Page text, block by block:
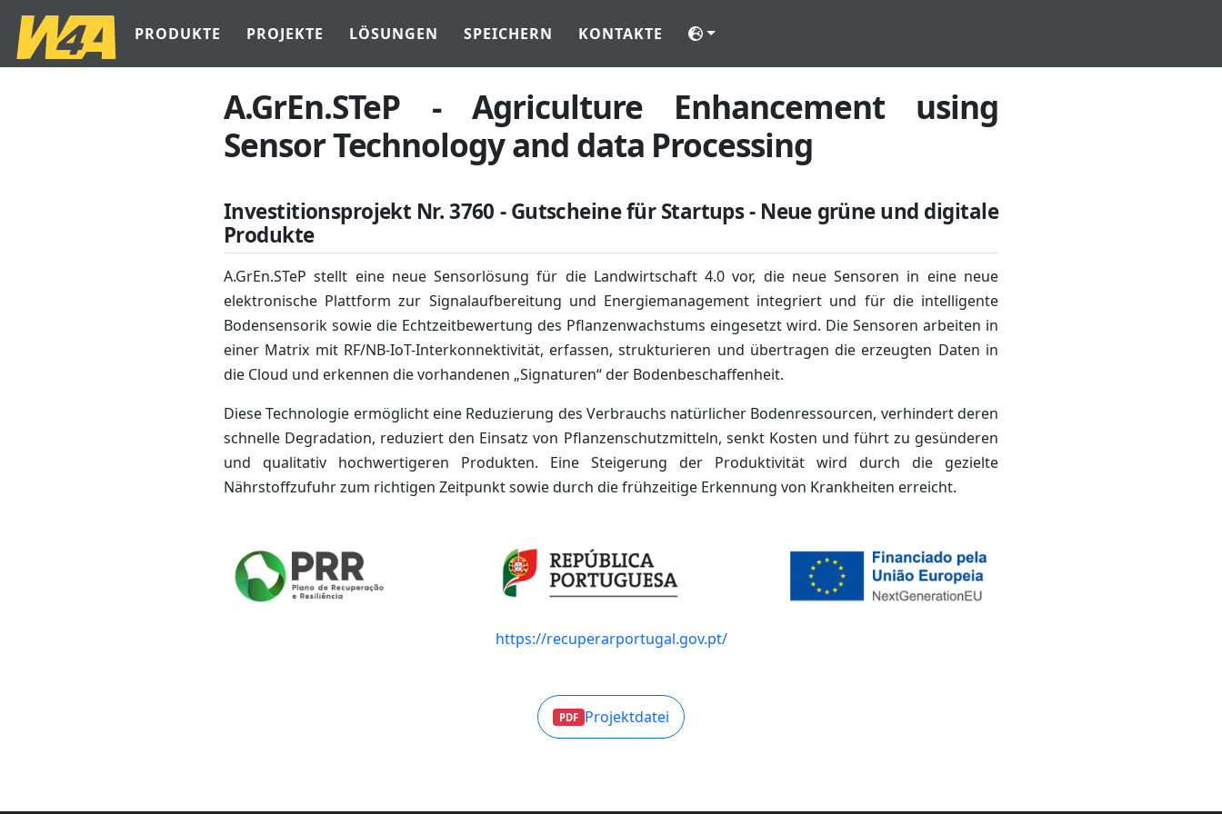
PRODUKTE PROJEKTE LÖSUNGEN SPEICHERN KONTAKTE
A.GrEn.STeP - Agriculture Enhancement using
Sensor Technology and data Processing
Investitionsprojekt Nr. 3760 - Gutscheine für Startups - Neue grüne und digitale
Produkte
A.GrEn.STeP stellt eine neue Sensorlösung für die Landwirtschaft 4.0 vor, die neue Sensoren in eine neue
elektronische Plattform zur Signalaufbereitung und Energiemanagement integriert und für die intelligente
Bodensensorik sowie die Echtzeitbewertung des Pflanzenwachstums eingesetzt wird. Die Sensoren arbeiten in
einer Matrix mit RF/NB-IoT-Interkonnektivität, erfassen, strukturieren und übertragen die erzeugten Daten in
die Cloud und erkennen die vorhandenen „Signaturen“ der Bodenbeschaffenheit.
Diese Technologie ermöglicht eine Reduzierung des Verbrauchs natürlicher Bodenressourcen, verhindert deren
schnelle Degradation, reduziert den Einsatz von Pflanzenschutzmitteln, senkt Kosten und führt zu gesünderen
und qualitativ hochwertigeren Produkten. Eine Steigerung der Produktivität wird durch die gezielte
Nährstoffzufuhr zum richtigen Zeitpunkt sowie durch die frühzeitige Erkennung von Krankheiten erreicht.
https://recuperarportugal.gov.pt/
PDF Projektdatei